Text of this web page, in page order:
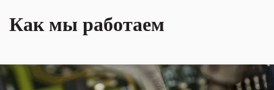
Как мы работаем